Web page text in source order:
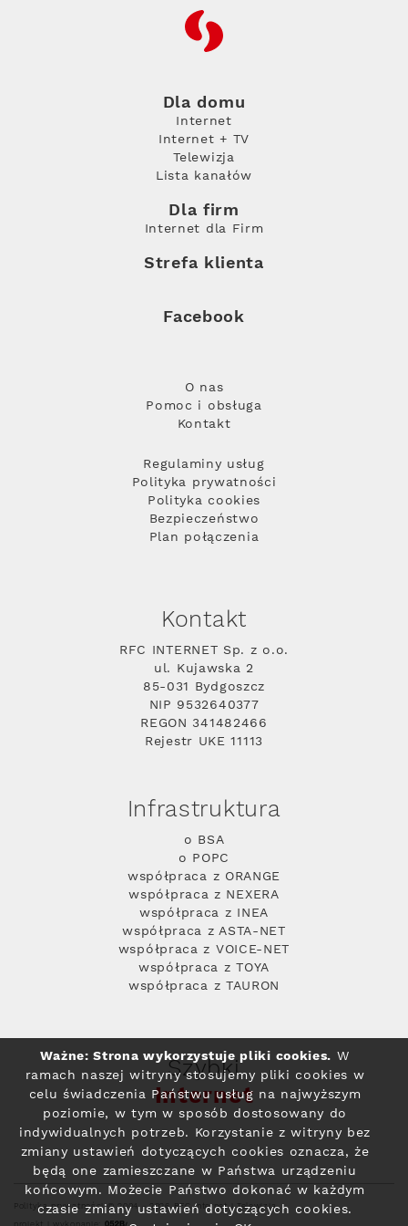
RFC
Dla domu
Internet
Internet + TV
Telewizja
Lista kanałów
Dla firm
Internet dla Firm
Strefa klienta
Facebook
O nas
Pomoc i obsługa
Kontakt
Regulaminy usług
Polityka prywatności
Polityka cookies
Bezpieczeństwo
Plan połączenia
Kontakt
RFC INTERNET Sp. z o.o.
ul. Kujawska 2
85-031 Bydgoszcz
NIP 9532640377
REGON 341482466
Rejestr UKE 11113
Infrastruktura
o BSA
o POPC
współpraca z ORANGE
współpraca z NEXERA
współpraca z INEA
współpraca z ASTA-NET
współpraca z VOICE-NET
współpraca z TOYA
współpraca z TAURON
Szybki
Internet
Polityka prywatności© 2004 - 2026 RFC Internet i Telewizja
Ważne: Strona wykorzystuje pliki cookies. W
ramach naszej witryny stosujemy pliki cookies w
celu świadczenia Państwu usług na najwyższym
poziomie, w tym w sposób dostosowany do
indywidualnych potrzeb. Korzystanie z witryny bez
zmiany ustawień dotyczących cookies oznacza, że
będą one zamieszczane w Państwa urządzeniu
końcowym. Możecie Państwo dokonać w każdym
czasie zmiany ustawień dotyczących cookies.